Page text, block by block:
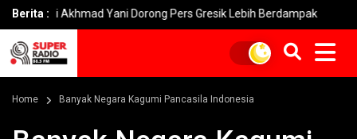
Berita :
Akhmad Yani Dorong Pers Gresik Lebih Berdampak
Home Banyak Negara Kagumi Pancasila Indonesia